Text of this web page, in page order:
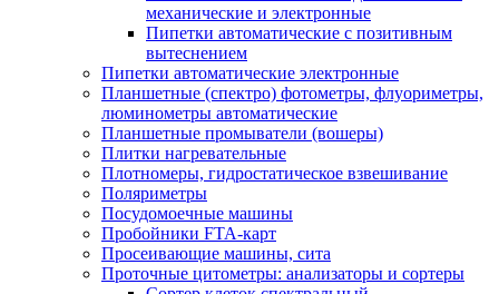
механические и электронные
Пипетки автоматические с позитивным
вытеснением
Пипетки автоматические электронные
Планшетные (спектро) фотометры, флуориметры,
люминометры автоматические
Планшетные промыватели (вошеры)
Плитки нагревательные
Плотномеры, гидростатическое взвешивание
Поляриметры
Посудомоечные машины
Пробойники FTA-карт
Просеивающие машины, сита
Проточные цитометры: анализаторы и сортеры